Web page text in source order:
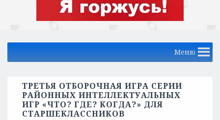
Меню
ТРЕТЬЯ ОТБОРОЧНАЯ ИГРА СЕРИИ
РАЙОННЫХ ИНТЕЛЛЕКТУАЛЬНЫХ
ИГР «ЧТО? ГДЕ? КОГДА?» ДЛЯ
СТАРШЕКЛАССНИКОВ